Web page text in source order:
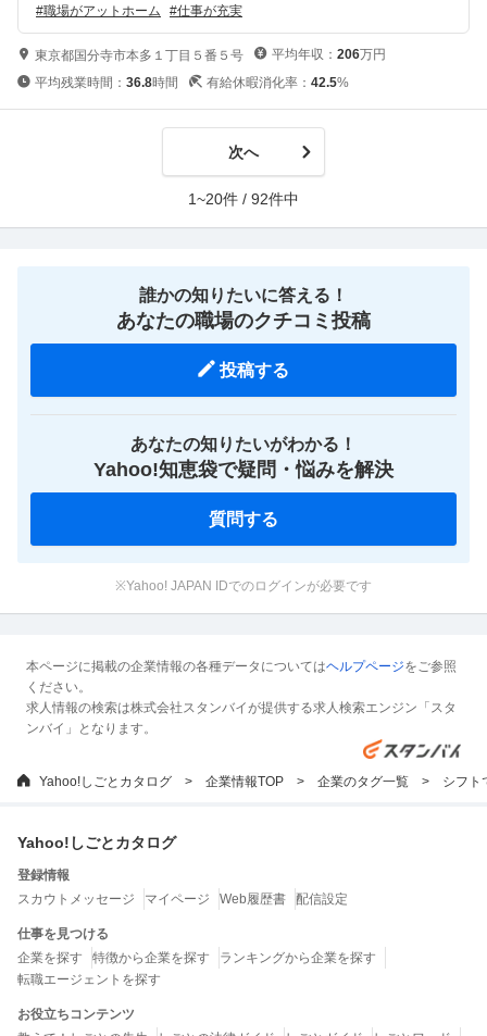
#職場がアットホーム #仕事が充実
東京都国分寺市本多１丁目５番５号 平均年収： 206万円
平均残業時間： 36.8時間 有給休暇消化率： 42.5%
次へ
1~20件 / 92件中
誰かの知りたいに答える！
あなたの職場のクチコミ投稿
投稿する
あなたの知りたいがわかる！
Yahoo!知恵袋で疑問・悩みを解決
質問する
※Yahoo! JAPAN IDでのログインが必要です
本ページに掲載の企業情報の各種データについてはヘルプページをご参照
ください。
求人情報の検索は株式会社スタンバイが提供する求人検索エンジン「スタ
ンバイ」となります。
Yahoo!しごとカタログ 企業情報TOP 企業のタグ一覧 シフト
Yahoo!しごとカタログ
登録情報
スカウトメッセージ
マイページ Web履歴書 配信設定
仕事を見つける
企業を探す
特徴から企業を探す
ランキングから企業を探す
転職エージェントを探す
お役立ちコンテンツ